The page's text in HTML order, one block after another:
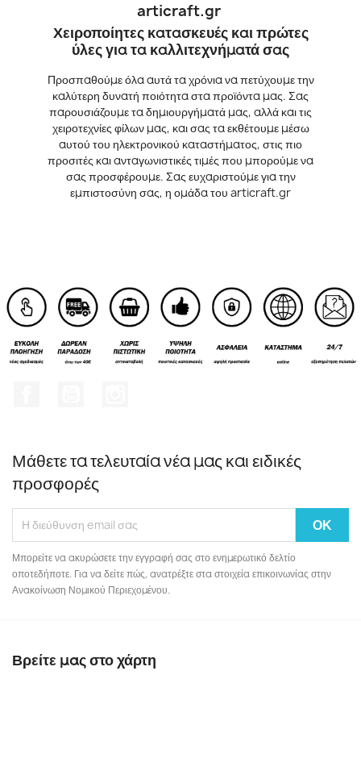
articraft.gr
Χειροποίητες κατασκευές και πρώτες
ύλες για τα καλλιτεχνήματά σας
Προσπαθούμε όλα αυτά τα χρόνια να πετύχουμε την
καλύτερη δυνατή ποιότητα στα προϊόντα μας. Σας
παρουσιάζουμε τα δημιουργήματά μας, αλλά και τις
χειροτεχνίες φίλων μας, και σας τα εκθέτουμε μέσω
αυτού του ηλεκτρονικού καταστήματος, στις πιο
προσιτές και ανταγωνιστικές τιμές που μπορούμε να
σας προσφέρουμε. Σας ευχαριστούμε για την
εμπιστοσύνη σας, η ομάδα του articraft.gr
Μάθετε τα τελευταία νέα μας και ειδικές
προσφορές
Μπορείτε να ακυρώσετε την εγγραφή σας στο ενημερωτικό δελτίο
οποτεδήποτε. Για να δείτε πώς, ανατρέξτε στα στοιχεία επικοινωνίας στην
Ανακοίνωση Νομικού Περιεχομένου.
Βρείτε μας στο χάρτη